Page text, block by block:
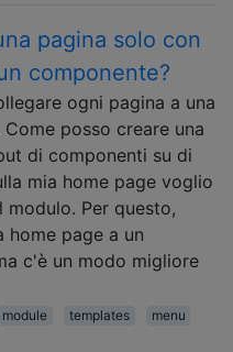
pagina solo con
componente?
ogni pagina a una
posso creare una
di componenti su di
mia home page voglio
Per questo,
home page a un
c'è un modo migliore
module templates
menu